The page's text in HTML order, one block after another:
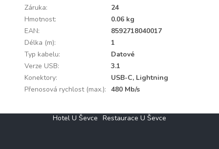
Záruka:
24
Hmotnost:
0.06 kg
EAN:
8592718040017
Délka (m):
1
Typ kabelu:
Datové
Verze USB:
3.1
Konektory:
USB-C, Lightning
Přenosová rychlost (max.): 480 Mb/s
Hotel U Ševce Restaurace U Ševce